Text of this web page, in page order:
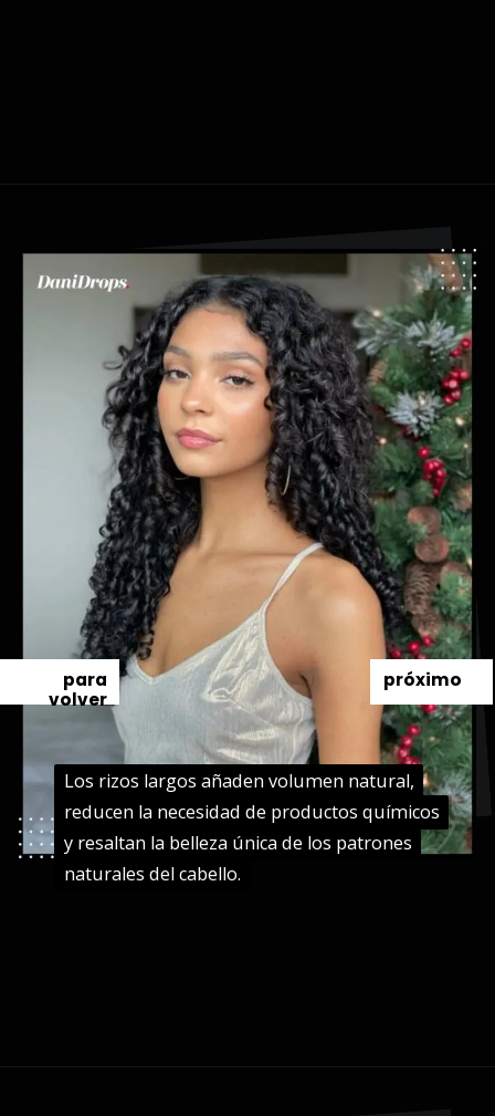
Los rizos largos añaden volumen natural,
reducen la necesidad de productos químicos
y resaltan la belleza única de los patrones
naturales del cabello.
Los rizos largos añaden volumen natural,
reducen la necesidad de productos químicos
y resaltan la belleza única de los patrones
naturales del cabello.
próximo
para
volver